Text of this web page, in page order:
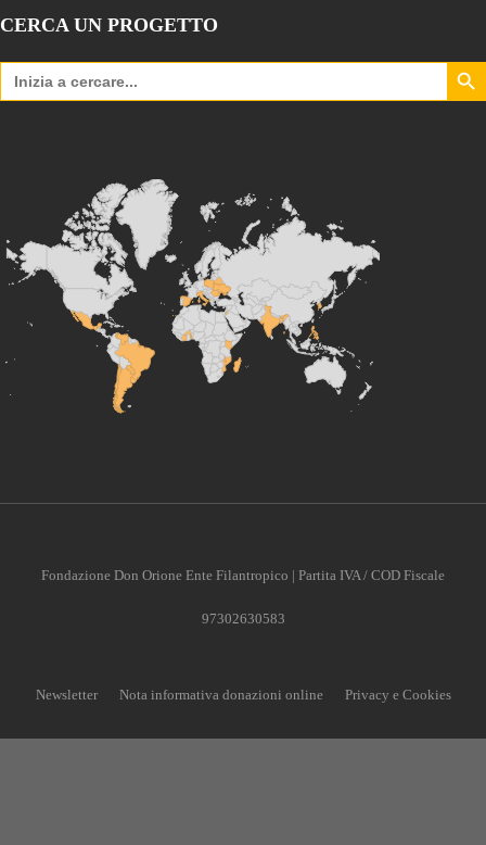
CERCA UN PROGETTO
Search
for:
Search
Fondazione Don Orione Ente Filantropico | Partita IVA / COD Fiscale
97302630583
Newsletter Nota informativa donazioni online Privacy e Cookies